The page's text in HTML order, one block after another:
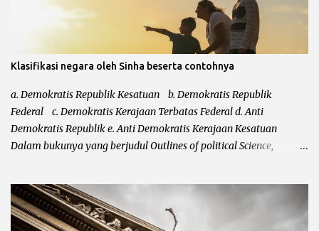
Klasifikasi negara oleh Sinha beserta contohnya
a. Demokratis Republik Kesatuan b. Demokratis Republik
Federal c. Demokratis Kerajaan Terbatas Federal d. Anti
Demokratis Republik e. Anti Demokratis Kerajaan Kesatuan
Dalam bukunya yang berjudul Outlines of political Science,
tidak memasukkan bentuk negara totaliter ataupun otoriter
kedalam klasifikasi negara. Setelah klasifikasi Leacock diperbaiki